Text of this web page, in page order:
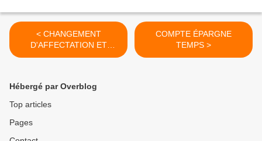
< CHANGEMENT
D'AFFECTATION ET
SANCTION DÉGUISÉE
COMPTE ÉPARGNE
TEMPS >
Hébergé par Overblog
Top articles
Pages